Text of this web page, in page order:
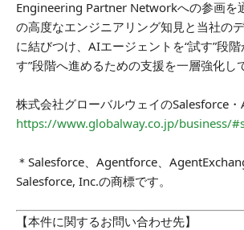
Engineering Partner Networkへの参画を
の高度なエンジニアリング知見と当社の
に結びつけ、AIエージェントを“試す”段階
す”段階へ進めるための支援を一層強化し
株式会社グローバルウェイのSalesforce
https://www.globalway.co.jp/business/
＊Salesforce、Agentforce、
Salesforce, Inc.の商標です。
【本件に関するお問い合わせ先】